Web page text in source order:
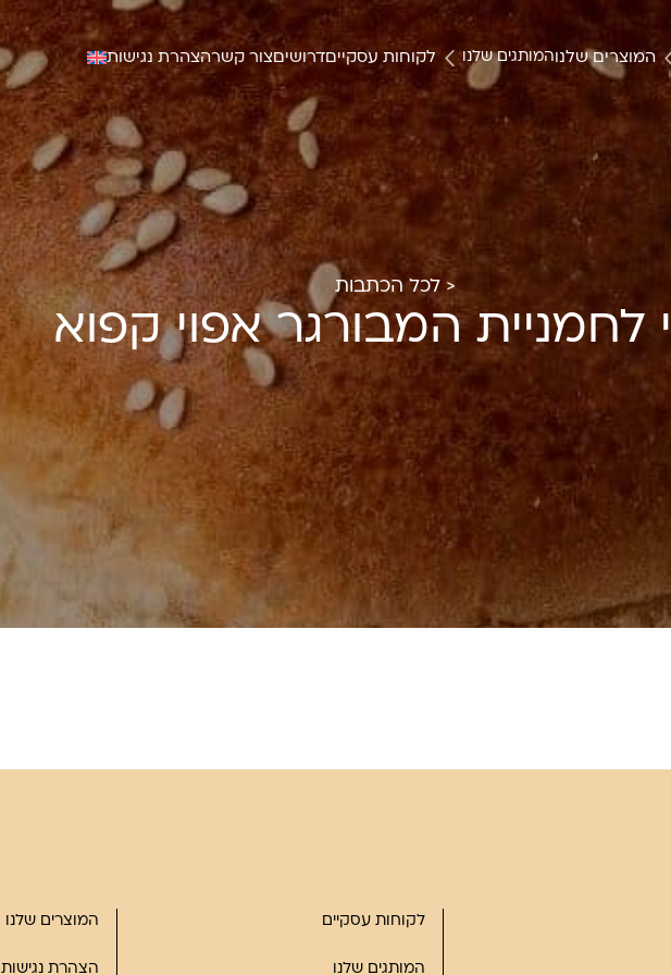
המוצרים שלנו המותגים שלנו לקוחות עסקייםדרושיםצור קשרהצהרת נגישות
< לכל הכתבות
לחמניית המבורגר אפוי קפוא
לקוחות עסקיים המוצרים שלנו
המותגים שלנו הצהרת נגישות